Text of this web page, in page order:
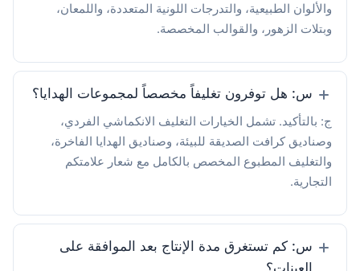
والألوان الطبيعية، والتدرجات اللونية المتعددة، واللمعان،
وبتلات الزهور، والقوالب المخصصة.
س: هل توفرون تغليفاً مخصصاً لمجموعات الهدايا؟
ج: بالتأكيد. تشمل الخيارات التغليف الانكماشي الفردي،
وصناديق كرافت الصديقة للبيئة، وصناديق الهدايا الفاخرة،
والتغليف المطبوع المخصص بالكامل مع شعار علامتكم
التجارية.
س: كم تستغرق مدة الإنتاج بعد الموافقة على